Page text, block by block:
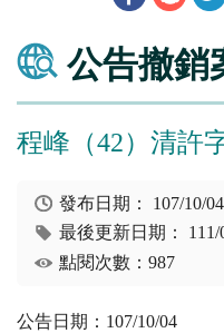
公告撤銷
程峰（42）清許
發布日期： 107/10/04
最後更新日期： 111/
點閱次數：987
公告日期：107/10/04